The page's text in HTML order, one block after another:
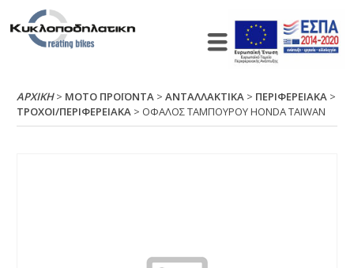
ΑΡΧΙΚΉ> ΜΟΤΟ ΠΡΟΪΟΝΤΑ >ΑΝΤΑΛΛΑΚΤΙΚΑ > ΠΕΡΙΦΕΡΕΙΑΚΑ >
ΤΡΟΧΟΙ/ΠΕΡΙΦΕΡΕΙΑΚΑ > ΟΦΑΛΟΣ ΤΑΜΠΟΥΡΟΥ ΗΟΝDΑ ΤΑΙWΑΝ